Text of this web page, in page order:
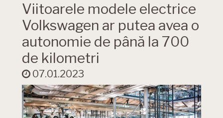
Viitoarele modele electrice
Volkswagen ar putea avea o
autonomie de până la 700
de kilometri
07.01.2023